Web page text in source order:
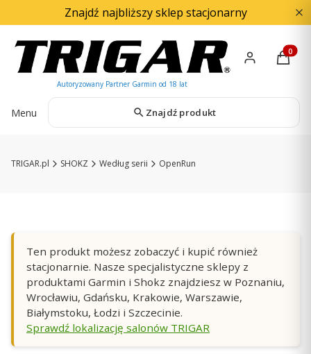
Znajdź najbliższy sklep stacjonarny
Menu Znajdź produkt
TRIGAR.pl SHOKZ Według serii OpenRun
Ten produkt możesz zobaczyć i kupić również
stacjonarnie. Nasze specjalistyczne sklepy z
produktami Garmin i Shokz znajdziesz w Poznaniu,
Wrocławiu, Gdańsku, Krakowie, Warszawie,
Białymstoku, Łodzi i Szczecinie.
Sprawdź lokalizację salonów TRIGAR